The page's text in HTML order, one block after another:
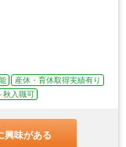
産休・育休取得実績有り
秋入職可
興味がある